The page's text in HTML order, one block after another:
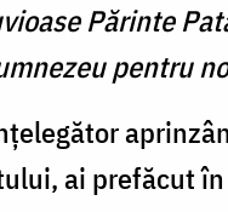
Părinte
pentru
ai prefăcut